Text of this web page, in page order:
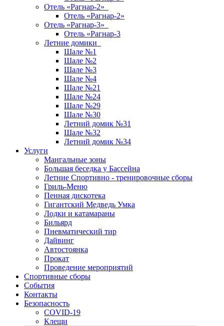
Отель «Рагнар-2»
Отель «Рагнар-2»
Отель «Рагнар-3»
Отель «Рагнар-3
Летние домики
Шале №1
Шале №2
Шале №3
Шале №4
Шале №21
Шале №24
Шале №29
Шале №30
Летний домик №31
Шале №32
Летний домик №34
Услуги
Мангальные зоны
Большая беседка у Бассейна
Летние Спортивно - тренировочные сборы
Гриль-Меню
Пенная дискотека
Гигантский Медведь Умка
Лодки и катамараны
Бильярд
Пневматический тир
Дайвинг
Автостоянка
Прокат
Проведение мероприятий
Спортивные сборы
События
Контакты
Безопасность
COVID-19
Клещи